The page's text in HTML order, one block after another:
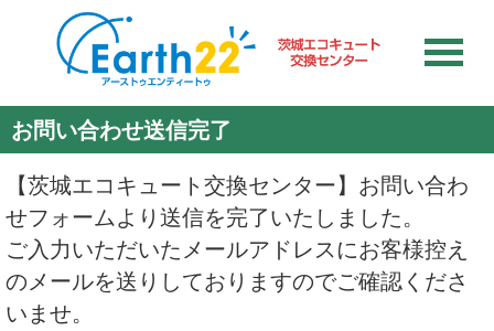
お問い合わせ送信完了
【茨城エコキュート交換センター】お問い合わ
せフォームより送信を完了いたしました。
ご入力いただいたメールアドレスにお客様控え
のメールを送りしておりますのでご確認くださ
いませ。